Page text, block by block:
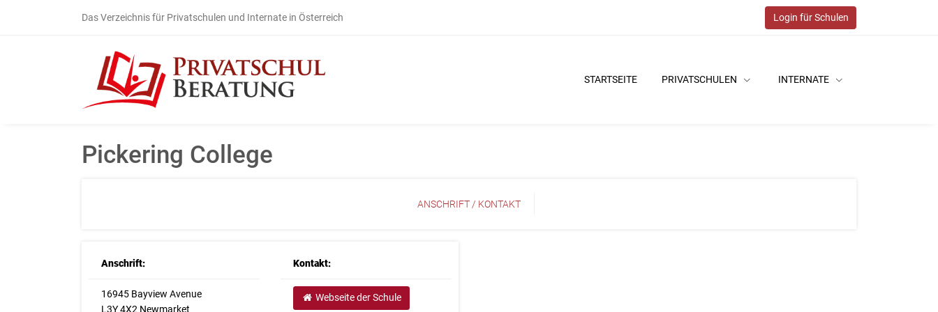
Das Verzeichnis für Privatschulen und Internate in Österreich Login für Schulen
STARTSEITE PRIVATSCHULEN INTERNATE
Pickering College
ANSCHRIFT / KONTAKT
Anschrift:
16945 Bayview Avenue
L3Y 4X2 Newmarket
Kontakt:
Webseite der Schule